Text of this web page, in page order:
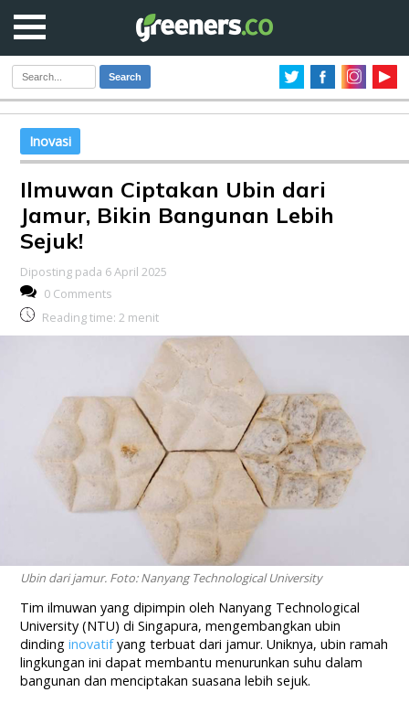
Search
Inovasi
Ilmuwan Ciptakan Ubin dari
Jamur, Bikin Bangunan Lebih
Sejuk!
Diposting pada 6 April 2025
0 Comments
Reading time: 2 menit
Ubin dari jamur. Foto: Nanyang Technological University
Tim ilmuwan yang dipimpin oleh Nanyang Technological
University (NTU) di Singapura, mengembangkan ubin
dindinginovatifyang terbuat dari jamur. Uniknya, ubin ramah
lingkungan ini dapat membantu menurunkan suhu dalam
bangunan dan menciptakan suasana lebih sejuk.